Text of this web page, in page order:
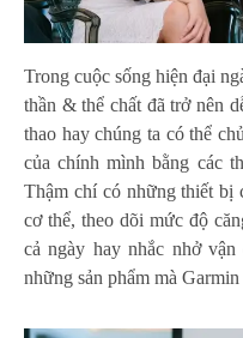
Trong cuộc sống hiện đại
thần & thể chất đã trở nên
thao hay chúng ta có thể
của chính mình bằng các
Thậm chí có những thiết bị
cơ thể, theo dõi mức độ
cả ngày hay nhắc nhở
những sản phẩm mà